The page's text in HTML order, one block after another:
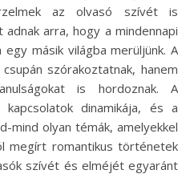
az olvasó szívét is
arra, hogy a mindennapi
másik világba merüljünk. A
szórakoztatnak, hanem
is hordoznak. A
dinamikája, és a
mind olyan témák, amelyekkel
megírt romantikus történetek
szívét és elméjét egyaránt